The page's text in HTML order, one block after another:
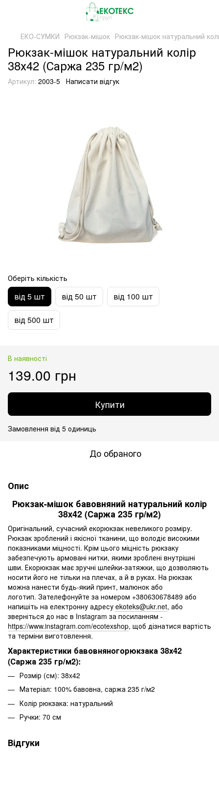
ЕКО-СУМКИ Рюкзак-мішок Рюкзак-мішок натуральний
Рюкзак-мішок натуральний колір
38х42 (Саржа 235 гр/м2)
Артикул: 2003-5 Написати відгук
Оберіть кількість
від 5 шт від 50 шт від 100 шт
від 500 шт
В наявності
139.00 грн
Купити
Замовлення від 5 одиниць
До обраного
Опис
Рюкзак-мішок бавовняний натуральний колір
38х42 (Саржа 235 гр/м2)
Оригінальний, сучасний екорюкзак невеликого розміру.
Рюкзак зроблений і якісної тканини, що володіє високими
показниками міцності. Крім цього міцність рюкзаку
забезпечують армовані нитки, якими зроблені внутрішні
шви. Екорюкзак має зручні шлейки-затяжки, що дозволяють
носити його не тільки на плечах, а й в руках. На рюкзак
можна нанести будь-який принт, малюнок або
логотип. Зателефонуйте за номером +380630678489 або
напишіть на електронну адресу ekoteks@ukr.net, або
зверніться до нас в Instagram за посиланням -
https://www.instagram.com/ecotexshop, щоб дізнатися вартість
та терміни виготовлення.
Характеристики бавовняногорюкзака 38х42
(Саржа 235 гр/м2):
Розмір (см): 38x42
Матеріал: 100% бавовна, саржа 235 г/м2
Колір рюкзака: натуральний
Ручки: 70 см
Відгуки